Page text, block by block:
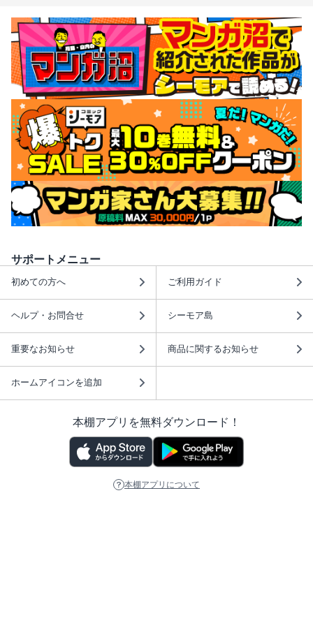
サポートメニュー
初めての方へ ご利用ガイド
ヘルプ・お問合せ シーモア島
重要なお知らせ 商品に関するお知らせ
ホームアイコンを追加
本棚アプリを無料ダウンロード！
本棚アプリについて